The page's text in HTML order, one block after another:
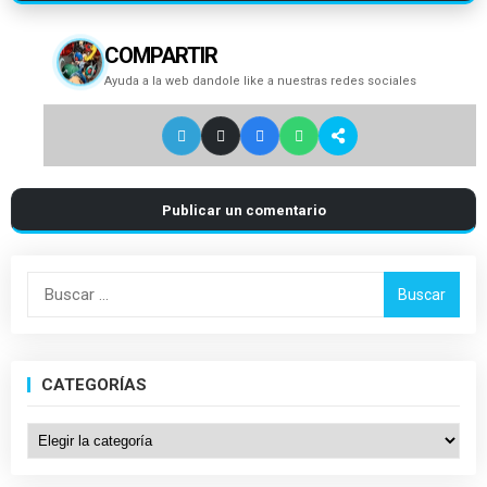
COMPARTIR
Ayuda a la web dandole like a nuestras redes sociales
Publicar un comentario
Buscar:
CATEGORÍAS
Categorías